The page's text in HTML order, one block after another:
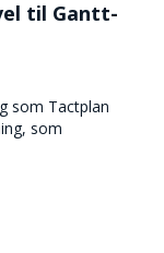
til Gantt-
som Tactplan
som